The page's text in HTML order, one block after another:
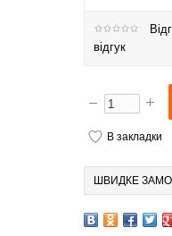
відгук
В закладки
ШВИДКЕ